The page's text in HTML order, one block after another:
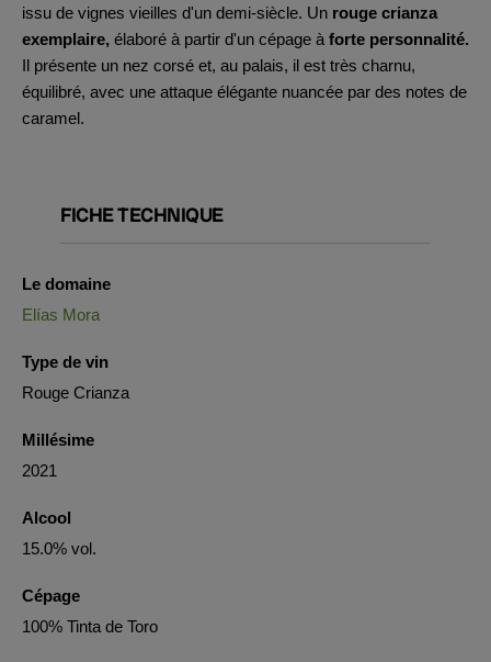
issu de vignes vieilles d'un demi-siècle. Un rouge crianza
exemplaire, élaboré à partir d'un cépage à forte personnalité.
Il présente un nez corsé et, au palais, il est très charnu,
équilibré, avec une attaque élégante nuancée par des notes de
caramel.
FICHE TECHNIQUE
Le domaine
Elías Mora
Type de vin
Rouge Crianza
Millésime
2021
Alcool
15.0% vol.
Cépage
100% Tinta de Toro